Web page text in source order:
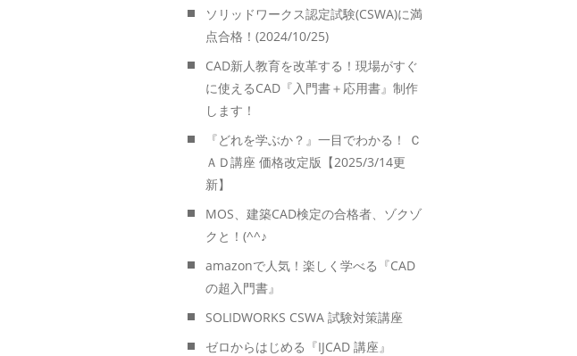
ソリッドワークス認定試験(CSWA)に満
点合格！(2024/10/25)
CAD新人教育を改革する！現場がすぐ
に使えるCAD『入門書＋応用書』制作
します！
『どれを学ぶか？』一目でわかる！ Ｃ
ＡＤ講座 価格改定版【2025/3/14更
新】
MOS、建築CAD検定の合格者、ゾクゾ
クと！(^^♪
amazonで人気！楽しく学べる『CAD
の超入門書』
SOLIDWORKS CSWA 試験対策講座
ゼロからはじめる『IJCAD 講座』